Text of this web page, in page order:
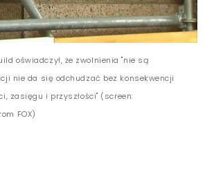
oświadczył, że zwolnienia "nie są
nie da się odchudzać bez konsekwencji
zasięgu i przyszłości" (screen:
FOX)